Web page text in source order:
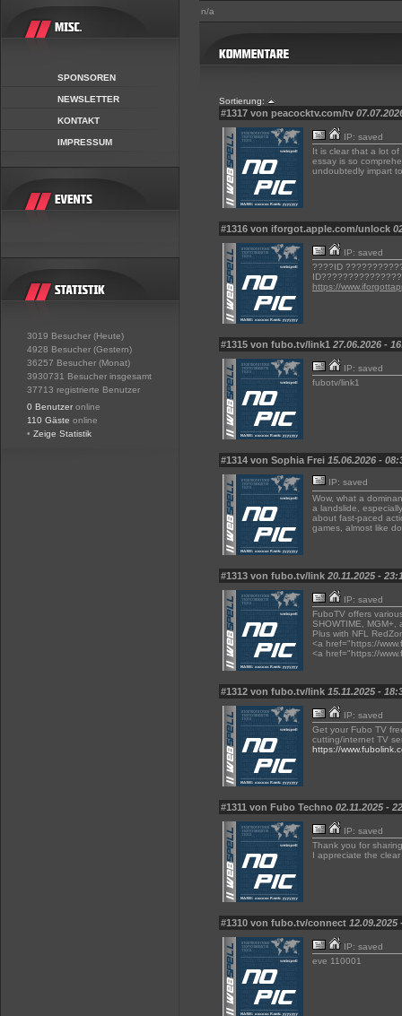
SPONSOREN
NEWSLETTER
KONTAKT
IMPRESSUM
3019 Besucher (Heute)
4928 Besucher (Gestern)
36257 Besucher (Monat)
3930731 Besucher insgesamt
37713 registrierte Benutzer
0 Benutzer online
110 Gäste online
• Zeige Statistik
n/a
Sortierung:
#1317 von peacocktv.com/tv
IP: saved
It is clear that a lot
essay is so
undoubtedly impart
#1316 von iforgot.apple.com/unlock
IP: saved
????ID
https://
#1315 von fubo.tv/link1 27.06.2026 -
IP: saved
fubotv/link1
#1314 von Sophia Frei 15.06.2026 -
IP: saved
Wow, what a
a landslide,
about fast-paced
games, almost like
#1313 von fubo.tv/link 20.11.2025 -
IP: saved
FuboTV offers
SHOWTIME,
Plus with NFL
<a href="https://
<a href="https://
#1312 von fubo.tv/link 15.11.2025 -
IP: saved
Get your Fubo TV
cutting/internet TV
https://
#1311 von Fubo Techno 02.11.2025 -
IP: saved
Thank you for
I appreciate the
#1310 von fubo.tv/connect 12.09.2025
IP: saved
eve 110001